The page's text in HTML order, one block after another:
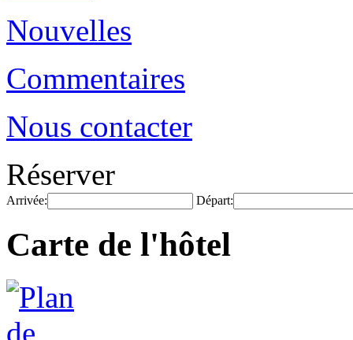
Nouvelles
Commentaires
Nous contacter
Réserver
Arrivée: Départ:
Carte de l'hôtel